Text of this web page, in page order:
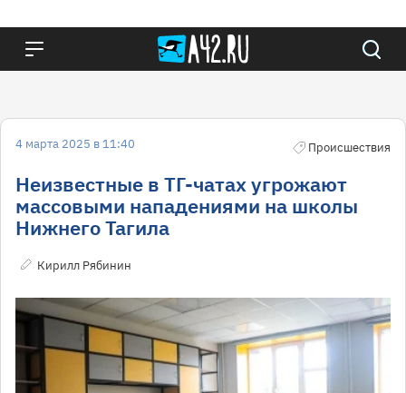
4 марта 2025 в 11:40 Происшествия
Неизвестные в ТГ-чатах угрожают
массовыми нападениями на школы
Нижнего Тагила
Кирилл Рябинин